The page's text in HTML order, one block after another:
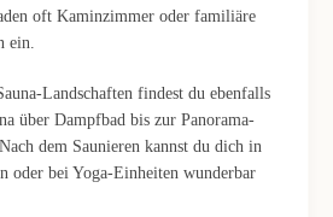
oft Kaminzimmer oder familiäre
ein.
Landschaften findest du ebenfalls
über Dampfbad bis zur Panorama-
dem Saunieren kannst du dich in
oder bei Yoga-Einheiten wunderbar